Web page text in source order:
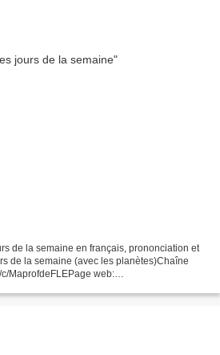
de la semaine en français, prononciation et
de la semaine (avec les planètes)Chaîne
MaprofdeFLEPage web: